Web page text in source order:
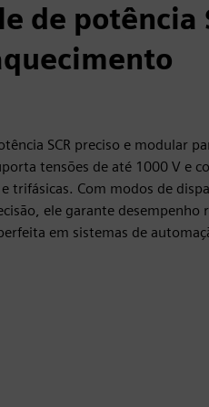
de potência
SCR preciso e modular
tensões de até 1000 V e
trifásicas. Com modos de
ele garante desempenho
em sistemas de